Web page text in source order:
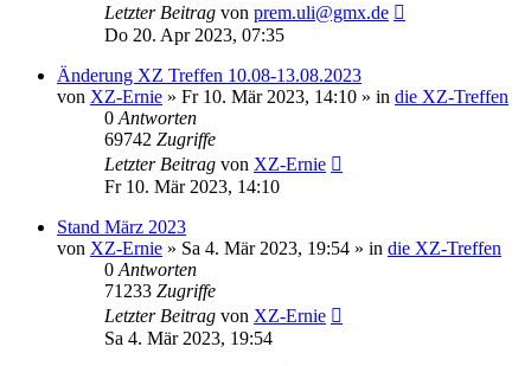
Letzter Beitrag von prem.uli@gmx.de
Do 20. Apr 2023, 07:35
Änderung XZ Treffen 10.08-13.08.2023
von XZ-Ernie » Fr 10. Mär 2023, 14:10 » in die XZ-Treffen
0 Antworten
69742 Zugriffe
Letzter Beitrag von XZ-Ernie
Fr 10. Mär 2023, 14:10
Stand März 2023
von XZ-Ernie » Sa 4. Mär 2023, 19:54 » in die XZ-Treffen
0 Antworten
71233 Zugriffe
Letzter Beitrag von XZ-Ernie
Sa 4. Mär 2023, 19:54